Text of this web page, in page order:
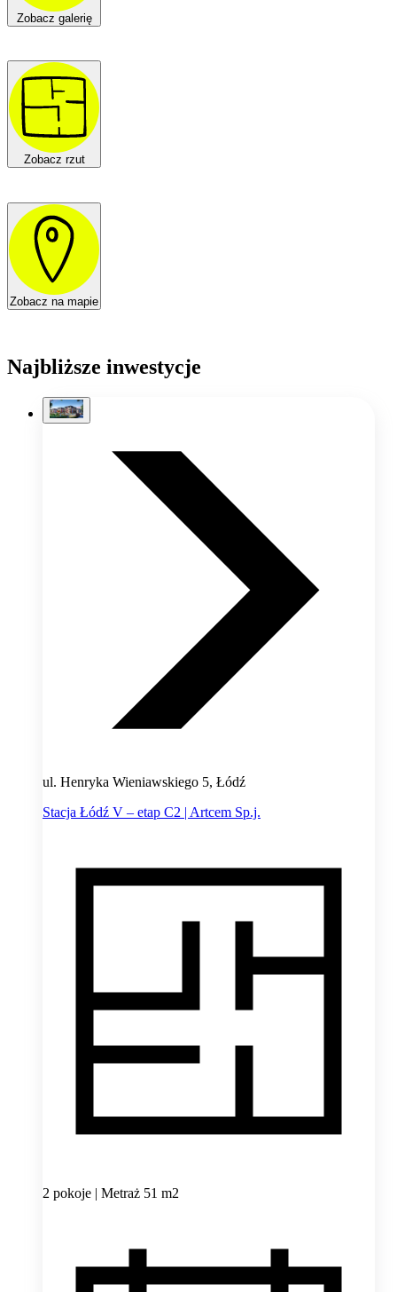
Zobacz galerię
Zobacz rzut
Zobacz na mapie
Najbliższe inwestycje
ul. Henryka Wieniawskiego 5, Łódź
Stacja Łódź V – etap C2 | Artcem Sp.j.
2 pokoje | Metraż 51 m2